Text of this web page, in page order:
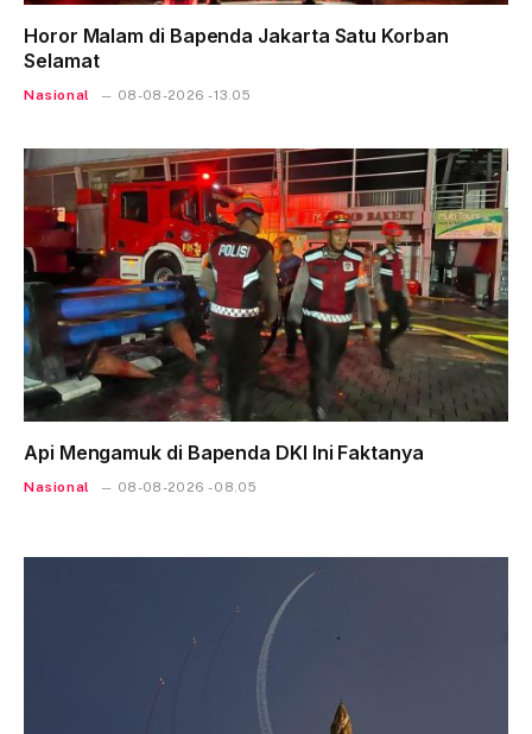
Horor Malam di Bapenda Jakarta Satu Korban
Selamat
Nasional 08-08-2026 - 13.05
Api Mengamuk di Bapenda DKI Ini Faktanya
Nasional 08-08-2026 - 08.05